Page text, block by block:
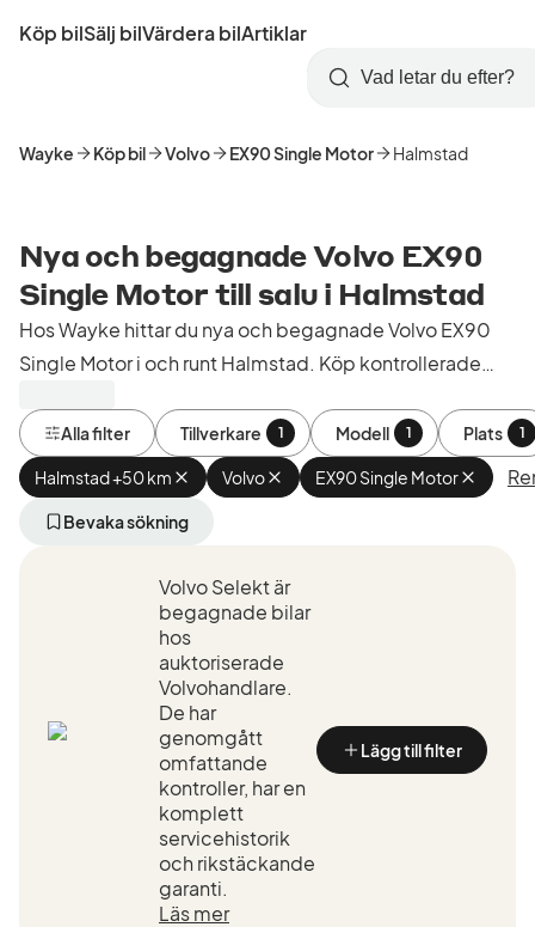
till
Startsida
Köp bilSälj bilVärdera bilArtiklar
Skapa
konto
Logga
in
Sök
Wayke Köp bil Volvo EX90 Single Motor Halmstad
Nya och begagnade Volvo EX90
Single Motor till salu i Halmstad
Hos Wayke hittar du nya och begagnade Volvo EX90
Single Motor i och runt Halmstad. Köp kontrollerade
Alla filter Tillverkare 1 Modell 1 Plats 1
Halmstad +50 km Ta
bort
aktivt
+50
km
(Plats)
Volvo Ta
bort
(Tillverkare)
EX90 Single Motor Ta
bort
Bevaka sökning
Volvo Selekt är
begagnade bilar
hos
auktoriserade
Volvohandlare.
De har
genomgått
omfattande
kontroller, har en
komplett
servicehistorik
och rikstäckande
garanti.
Läs mer
Lägg till filter